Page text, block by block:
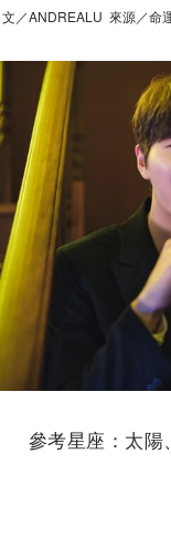
文／ANDREALU 來源／命
參考星座：太陽